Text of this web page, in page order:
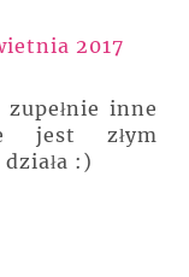
2017
inne
jest złym
:)